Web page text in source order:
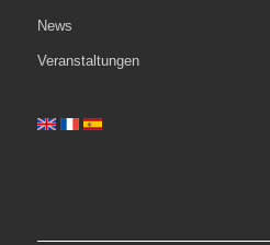
News
Veranstaltungen